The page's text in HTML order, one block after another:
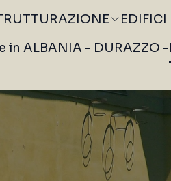
in ALBANIA - DURAZZO -